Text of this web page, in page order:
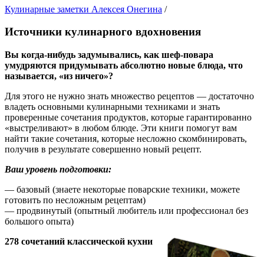
Кулинарные заметки Алексея Онегина /
Источники кулинарного вдохновения
Вы когда-нибудь задумывались, как шеф-повара
умудряются придумывать абсолютно новые блюда, что
называется, «из ничего»?
Для этого не нужно знать множество рецептов — достаточно
владеть основными кулинарными техниками и знать
проверенные сочетания продуктов, которые гарантированно
«выстреливают» в любом блюде. Эти книги помогут вам
найти такие сочетания, которые несложно скомбинировать,
получив в результате совершенно новый рецепт.
Ваш уровень подготовки:
— базовый (знаете некоторые поварские техники, можете
готовить по несложным рецептам)
— продвинутый (опытный любитель или профессионал без
большого опыта)
278 сочетаний классической кухни